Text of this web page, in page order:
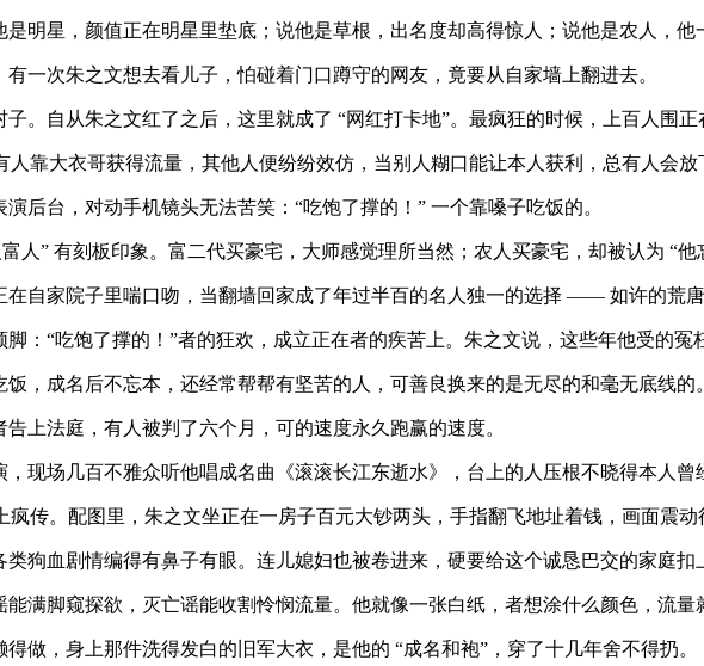
星，颜值正在明星里垫底；说他是草根，出名度却高得惊人；说他是农人，他
次朱之文想去看儿子，怕碰着门口蹲守的网友，竟要从自家墙上翻进去。
自从朱之文红了之后，这里就成了 “网红打卡地”。最疯狂的时候，上百人围正
大衣哥获得流量，其他人便纷纷效仿，当别人糊口能让本人获利，总有人会放
台，对动手机镜头无法苦笑：“吃饱了撑的！” 一个靠嗓子吃饭的。
” 有刻板印象。富二代买豪宅，大师感觉理所当然；农人买豪宅，却被认为 “他
家院子里喘口吻，当翻墙回家成了年过半百的名人独一的选择 —— 如许的荒唐
“吃饱了撑的！”者的狂欢，成立正在者的疾苦上。朱之文说，这些年他受的冤
成名后不忘本，还经常帮帮有坚苦的人，可善良换来的是无尽的和毫无底线的。
法庭，有人被判了六个月，可的速度永久跑赢的速度。
场几百不雅众听他唱成名曲《滚滚长江东逝水》，台上的人压根不晓得本人曾
。配图里，朱之文坐正在一房子百元大钞两头，手指翻飞地址着钱，画面震动
血剧情编得有鼻子有眼。连儿媳妇也被卷进来，硬要给这个诚恳巴交的家庭扣上
脚窥探欲，灭亡谣能收割怜悯流量。他就像一张白纸，者想涂什么颜色，流量
，身上那件洗得发白的旧军大衣，是他的 “成名和袍”，穿了十几年舍不得扔。